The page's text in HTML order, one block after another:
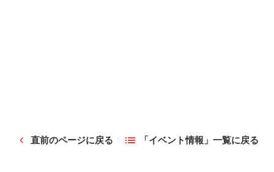
直前のページに戻る 「イベント情報」一覧に戻る